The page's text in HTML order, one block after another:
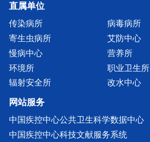
直属单位
传染病所
病毒病所
寄生虫病所
艾防中心
慢病中心
营养所
环境所
职业卫生所
辐射安全所
改水中心
网站服务
中国疾控中心公共卫生科学数据中心
中国疾控中心科技文献服务系统